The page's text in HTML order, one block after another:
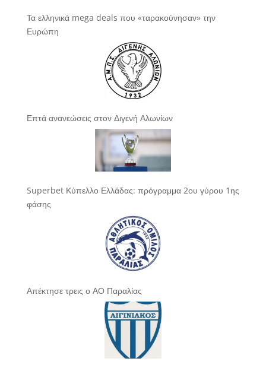
Τα ελληνικά mega deals που «ταρακούνησαν» την
Ευρώπη
Επτά ανανεώσεις στον Διγενή Αλωνίων
Superbet Κύπελλο Ελλάδας: πρόγραμμα 2ου γύρου 1ης
φάσης
Απέκτησε τρεις ο ΑΟ Παραλίας